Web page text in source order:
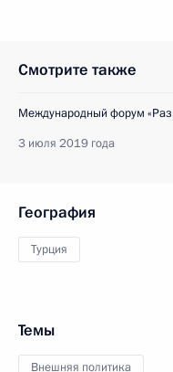
Смотрите также
Международный форум
3 июля 2019 года
География
Турция
Темы
Внешняя политика